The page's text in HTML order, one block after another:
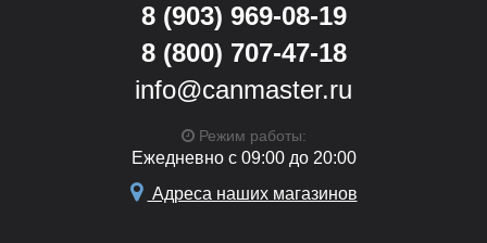
8 (903) 969-08-19
8 (800) 707-47-18
info@canmaster.ru
Режим работы:
Ежедневно с 09:00 до 20:00
Адреса наших магазинов